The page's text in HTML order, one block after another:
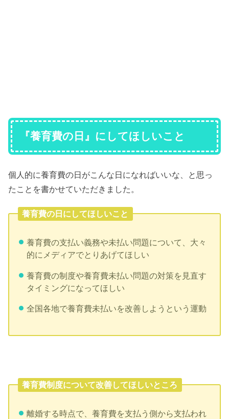
『養育費の日』にしてほしいこと
個人的に養育費の日がこんな日になればいいな、と思っ
たことを書かせていただきました。
養育費の日にしてほしいこと
養育費の支払い義務や未払い問題について、大々
的にメディアでとりあげてほしい
養育費の制度や養育費未払い問題の対策を見直す
タイミングになってほしい
全国各地で養育費未払いを改善しようという運動
養育費制度について改善してほしいところ
離婚する時点で、養育費を支払う側から支払われ